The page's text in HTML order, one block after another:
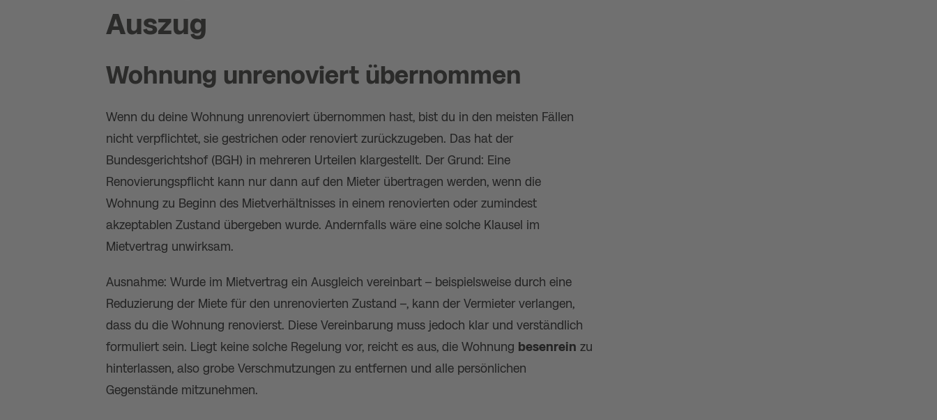
Auszug
Wohnung unrenoviert übernommen
Wenn du deine Wohnung unrenoviert übernommen hast, bist du in den meisten Fällen
nicht verpflichtet, sie gestrichen oder renoviert zurückzugeben. Das hat der
Bundesgerichtshof (BGH) in mehreren Urteilen klargestellt. Der Grund: Eine
Renovierungspflicht kann nur dann auf den Mieter übertragen werden, wenn die
Wohnung zu Beginn des Mietverhältnisses in einem renovierten oder zumindest
akzeptablen Zustand übergeben wurde. Andernfalls wäre eine solche Klausel im
Mietvertrag unwirksam​​.
Ausnahme: Wurde im Mietvertrag ein Ausgleich vereinbart – beispielsweise durch eine
Reduzierung der Miete für den unrenovierten Zustand –, kann der Vermieter verlangen,
dass du die Wohnung renovierst. Diese Vereinbarung muss jedoch klar und verständlich
formuliert sein. Liegt keine solche Regelung vor, reicht es aus, die Wohnung besenrein zu
hinterlassen, also grobe Verschmutzungen zu entfernen und alle persönlichen
Gegenstände mitzunehmen​​.